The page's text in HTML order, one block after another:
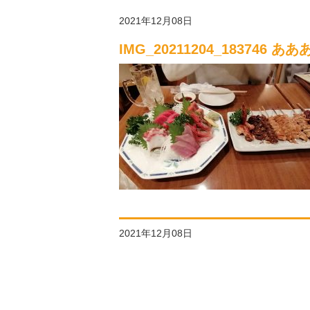
2021年12月08日
IMG_20211204_183746 ああ
2021年12月08日